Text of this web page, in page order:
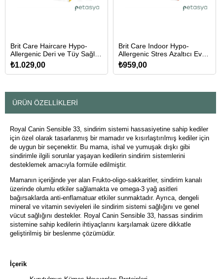
Brit Care Haircare Hypo-
Allergenic Deri ve Tüy Sağlığı
için Tahılsız Yetişkin Kedi
Maması 2 Kg
₺1.029,00
Brit Care Indoor Hypo-
Allergenic Stres Azaltıcı Ev
Kedileri için Tahılsız Yetişkin
Kedi Maması 2 Kg
₺959,00
ÜRÜN ÖZELLIKLERI
Royal Canin Sensible 33, sindirim sistemi hassasiyetine sahip kediler
için özel olarak tasarlanmış bir mamadır ve kısırlaştırılmış kediler için
de uygun bir seçenektir. Bu mama, ishal ve yumuşak dışkı gibi
sindirimle ilgili sorunlar yaşayan kedilerin sindirim sistemlerini
desteklemek amacıyla formüle edilmiştir.
Mamanın içeriğinde yer alan Frukto-oligo-sakkaritler, sindirim kanalı
üzerinde olumlu etkiler sağlamakta ve omega-3 yağ asitleri
bağırsaklarda anti-enflamatuar etkiler sunmaktadır. Ayrıca, dengeli
mineral ve vitamin seviyeleri ile sindirim sistemi sağlığını ve genel
vücut sağlığını destekler. Royal Canin Sensible 33, hassas sindirim
sistemine sahip kedilerin ihtiyaçlarını karşılamak üzere dikkatle
geliştirilmiş bir beslenme çözümüdür.
İçerik